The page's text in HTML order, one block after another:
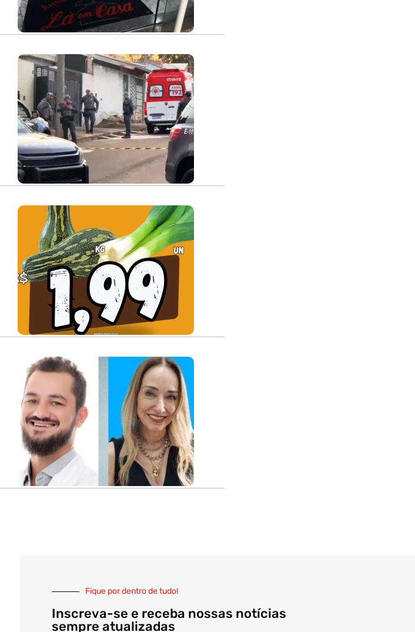
Fique por dentro de tudo!
Inscreva-se e receba nossas notícias
sempre atualizadas